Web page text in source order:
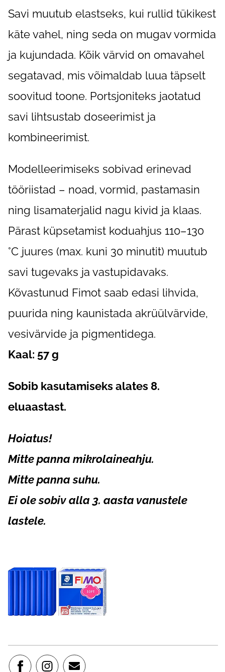
Savi muutub elastseks, kui rullid tükikest
käte vahel, ning seda on mugav vormida
ja kujundada. Kõik värvid on omavahel
segatavad, mis võimaldab luua täpselt
soovitud toone. Portsjoniteks jaotatud
savi lihtsustab doseerimist ja
kombineerimist.
Modelleerimiseks sobivad erinevad
tööriistad – noad, vormid, pastamasin
ning lisamaterjalid nagu kivid ja klaas.
Pärast küpsetamist koduahjus 110–130
°C juures (max. kuni 30 minutit) muutub
savi tugevaks ja vastupidavaks.
Kõvastunud Fimot saab edasi lihvida,
puurida ning kaunistada akrüülvärvide,
vesivärvide ja pigmentidega.
Kaal: 57 g
Sobib kasutamiseks alates 8.
eluaastast.
Hoiatus!
Mitte panna mikrolaineahju.
Mitte panna suhu.
Ei ole sobiv alla 3. aasta vanustele
lastele.